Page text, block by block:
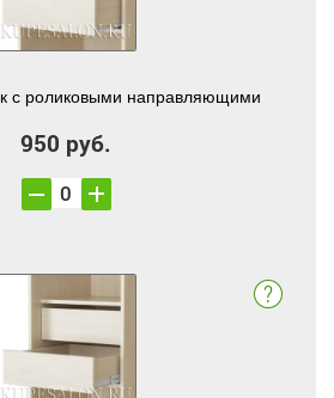
с роликовыми направляющими
950 руб.